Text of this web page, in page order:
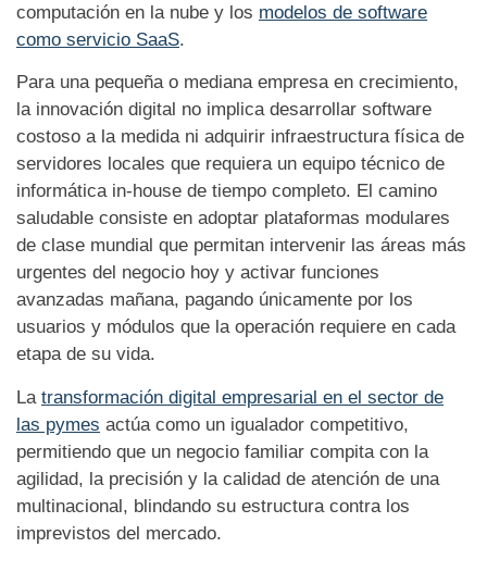
computación en la nube y los modelos de software
como servicio SaaS.
Para una pequeña o mediana empresa en crecimiento,
la innovación digital no implica desarrollar software
costoso a la medida ni adquirir infraestructura física de
servidores locales que requiera un equipo técnico de
informática in-house de tiempo completo. El camino
saludable consiste en adoptar plataformas modulares
de clase mundial que permitan intervenir las áreas más
urgentes del negocio hoy y activar funciones
avanzadas mañana, pagando únicamente por los
usuarios y módulos que la operación requiere en cada
etapa de su vida.
La transformación digital empresarial en el sector de
las pymes actúa como un igualador competitivo,
permitiendo que un negocio familiar compita con la
agilidad, la precisión y la calidad de atención de una
multinacional, blindando su estructura contra los
imprevistos del mercado.